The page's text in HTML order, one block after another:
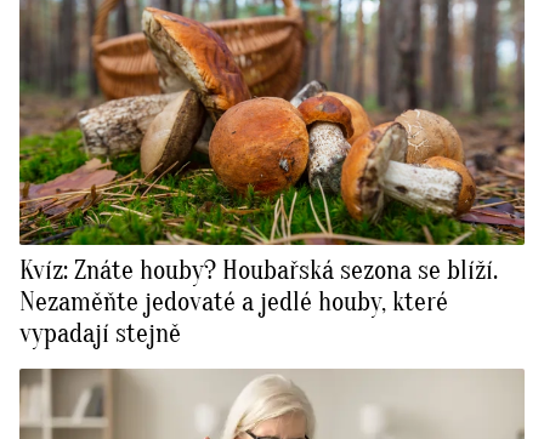
Kvíz: Znáte houby? Houbařská sezona se blíží.
Nezaměňte jedovaté a jedlé houby, které
vypadají stejně